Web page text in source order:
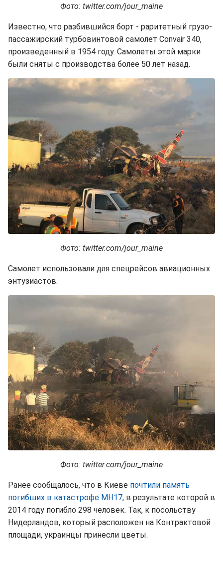
Фото: twitter.com/jour_maine
Известно, что разбившийся борт - раритетный грузо-
пассажирский турбовинтовой самолет Convair 340,
произведенный в 1954 году. Самолеты этой марки
были сняты с производства более 50 лет назад.
Фото: twitter.com/jour_maine
Самолет использовали для спецрейсов авиационных
энтузиастов.
Фото: twitter.com/jour_maine
Ранее сообщалось, что в Киеве почтили память
погибших в катастрофе МН17, в результате которой в
2014 году погибло 298 человек. Так, к посольству
Нидерландов, который расположен на Контрактовой
площади, украинцы принесли цветы.